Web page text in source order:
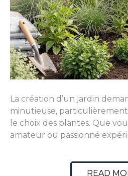
La création d’un jardin
minutieuse,
le choix des plantes. Que
amateur ou passionné
READ